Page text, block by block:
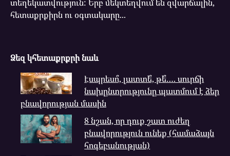
տեղեկատվություն: Երբ մեկտեղվում են զվարճալին,
հետաքրքիրն ու օգտակարը...
Ձեզ կհետաքրքրի նաև
Էսպրեսո՞, լատտե՞, թե՞…. սուրճի
նախընտրությունը պատմում է ձեր
բնավորության մասին
8 նշան, որ դուք շատ ուժեղ
բնավորություն ունեք (համաձայն
հոգեբանության)